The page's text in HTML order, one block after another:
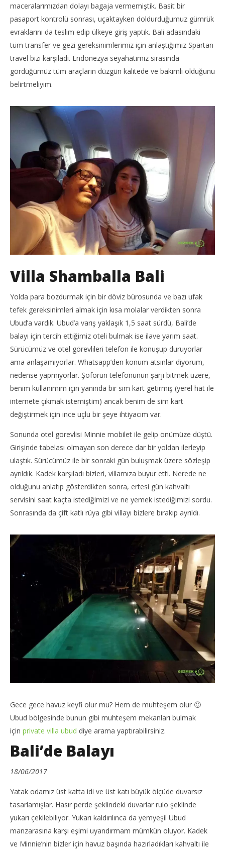
maceralarımızdan dolayı bagaja vermemiştik. Basit bir
pasaport kontrolü sonrası, uçaktayken doldurduğumuz gümrük
evraklarını da teslim edip ülkeye giriş yaptık. Bali adasındaki
tüm transfer ve gezi gereksinimlerimiz için anlaştığımız Spartan
travel bizi karşıladı. Endonezya seyahatimiz sırasında
gördüğümüz tüm araçların düzgün kalitede ve bakımlı olduğunu
belirtmeliyim.
Villa Shamballa Bali
Yolda para bozdurmak için bir döviz bürosunda ve bazı ufak
tefek gereksinimleri almak için kısa molalar verdikten sonra
Ubud’a vardık. Ubud’a varış yaklaşık 1,5 saat sürdü, Bali’de
balayı için tercih ettiğimiz oteli bulmak ise ilave yarım saat.
Sürücümüz ve otel görevlileri telefon ile konuşup duruyorlar
ama anlaşamıyorlar. Whatsapp’den konum atsınlar diyorum,
nedense yapmıyorlar. Şoförün telefonunun şarjı bitmek üzere,
benim kullanımım için yanında bir sim kart getirmiş (yerel hat ile
internete çıkmak istemiştim) ancak benim de sim kart
değiştirmek için ince uçlu bir şeye ihtiyacım var.
Sonunda otel görevlisi Minnie mobilet ile gelip önümüze düştü.
Girişinde tabelası olmayan son derece dar bir yoldan ilerleyip
ulaştık. Sürücümüz ile bir sonraki gün buluşmak üzere sözleşip
ayrıldık. Kadek karşıladı bizleri, villamıza buyur etti. Nerede ne
olduğunu anlatıp gösterdikten sonra, ertesi gün kahvaltı
servisini saat kaçta istediğimizi ve ne yemek istediğimizi sordu.
Sonrasında da çift katlı rüya gibi villayı bizlere bırakıp ayrıldı.
Gece gece havuz keyfi olur mu? Hem de muhteşem olur 🙂
Ubud bölgesinde bunun gibi muhteşem mekanları bulmak
için private villa ubud diye arama yaptırabilirsiniz.
Bali’de Balayı
18/06/2017
Yatak odamız üst katta idi ve üst katı büyük ölçüde duvarsız
tasarlamışlar. Hasır perde şeklindeki duvarlar rulo şeklinde
yukarı çekilebiliyor. Yukarı kaldırılınca da yemyeşil Ubud
manzarasına karşı eşimi uyandırmam mümkün oluyor. Kadek
ve Minnie’nin bizler için havuz başında hazırladıkları kahvaltı ile